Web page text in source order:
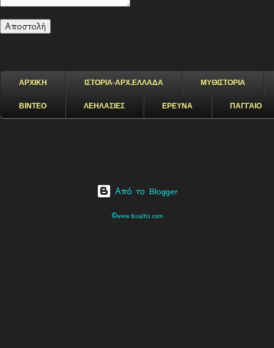
ΑΡΧΙΚΗ ΙΣΤΟΡΙΑ-ΑΡΧ.ΕΛΛΑΔΑ ΜΥΘΙΣΤΟΡΙΑ
ΒΙΝΤΕΟ ΛΕΗΛΑΣΙΕΣ ΕΡΕΥΝΑ ΠΑΓΓΑΙΟ
Από το Blogger
©www.bisaltis.com